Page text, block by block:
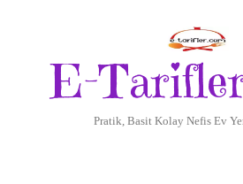
E-
Pratik, Basit Kolay Nefis Ev